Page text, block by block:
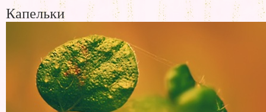
Капельки